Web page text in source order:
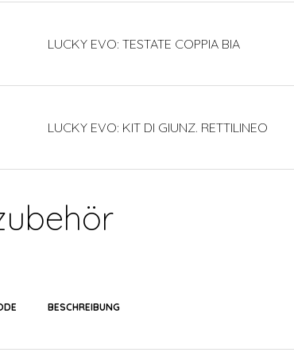
LUCKY EVO: TESTATE COPPIA BIA
LUCKY EVO: KIT DI GIUNZ. RETTILINEO
BESCHREIBUNG